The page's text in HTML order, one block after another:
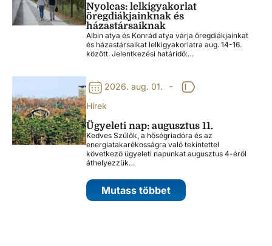
Nyolcas: lelkigyakorlat
öregdiákjainknak és
házastársaiknak
Albin atya és Konrád atya várja öregdiákjainkat
és házastársaikat lelkigyakorlatra aug. 14-16.
között. Jelentkezési határidő:…
2026. aug. 01. -
Hírek
Ügyeleti nap: augusztus 11.
Kedves Szülők, a hőségriadóra és az
energiatakarékosságra való tekintettel
következő ügyeleti napunkat augusztus 4-éről
áthelyezzük…
Mutass többet